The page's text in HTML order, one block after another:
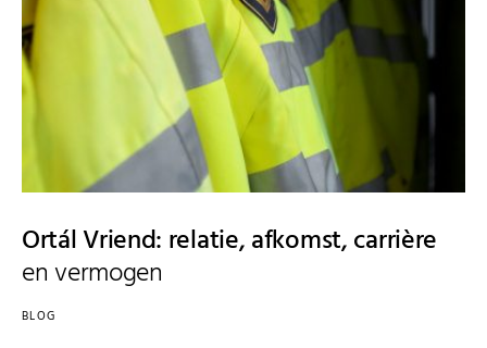
Ortál Vriend: relatie, afkomst, carrière
en vermogen
BLOG